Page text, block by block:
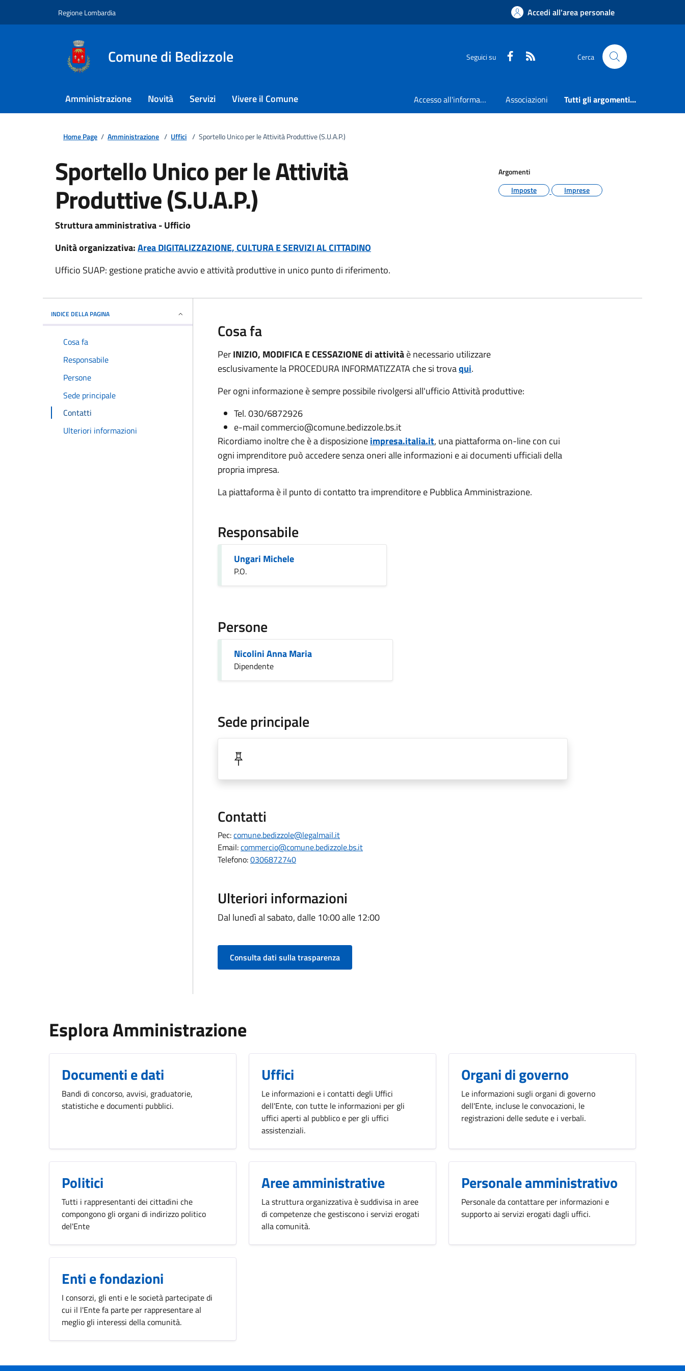
Regione Lombardia Accedi all'area personale
Comune di Bedizzole Seguici su Faceboook Cerca
Amministrazione Novità Servizi Vivere il Comune Accesso all'informazione Associazioni Tutti gli argomenti...
Home Page / Amministrazione / Uffici / Sportello Unico per le Attività Produttive (S.U.A.P.)
Sportello Unico per le Attività
Produttive (S.U.A.P.)
Struttura amministrativa - Ufficio
Unità organizzativa:Area DIGITALIZZAZIONE, CULTURA E SERVIZI AL CITTADINO
Ufficio SUAP: gestione pratiche avvio e attività produttive in unico punto di riferimento.
Argomenti
Imposte
Imprese
INDICE DELLA PAGINA
Cosa fa
Responsabile
Persone
Sede principale
Contatti
Ulteriori informazioni
Cosa fa
PerINIZIO, MODIFICA E CESSAZIONE di attivitàè necessario utilizzare
esclusivamente la PROCEDURA INFORMATIZZATA che si trovaqui.
Per ogni informazione è sempre possibile rivolgersi all'ufficio Attività produttive:
Tel. 030/6872926
e-mail commercio@comune.bedizzole.bs.it
Ricordiamo inoltre che è a disposizioneimpresa.italia.it, una piattaforma on-line con cui
ogni imprenditore può accedere senza oneri alle informazioni e ai documenti ufficiali della
propria impresa.
La piattaforma è il punto di contatto tra imprenditore e Pubblica Amministrazione.
Responsabile
Ungari Michele
P.O.
Persone
Nicolini Anna Maria
Dipendente
Sede principale
Contatti
Pec:comune.bedizzole@legalmail.it
Email:commercio@comune.bedizzole.bs.it
Telefono:0306872740
Ulteriori informazioni
Dal lunedì al sabato, dalle 10:00 alle 12:00
Consulta dati sulla trasparenza
Esplora Amministrazione
Documenti e dati
Bandi di concorso, avvisi, graduatorie,
statistiche e documenti pubblici.
Uffici
Le informazioni e i contatti degli Uffici
dell'Ente, con tutte le informazioni per gli
uffici aperti al pubblico e per gli uffici
assistenziali.
Organi di governo
Le informazioni sugli organi di governo
dell'Ente, incluse le convocazioni, le
registrazioni delle sedute e i verbali.
Politici
Tutti i rappresentanti dei cittadini che
compongono gli organi di indirizzo politico
del'Ente
Aree amministrative
La struttura organizzativa è suddivisa in aree
di competenze che gestiscono i servizi erogati
alla comunità.
Personale amministrativo
Personale da contattare per informazioni e
supporto ai servizi erogati dagli uffici.
Enti e fondazioni
I consorzi, gli enti e le società partecipate di
cui il l'Ente fa parte per rappresentare al
meglio gli interessi della comunità.